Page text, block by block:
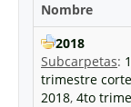
Nombre
2018
Subcarpetas:
trimestre
2018, 4to